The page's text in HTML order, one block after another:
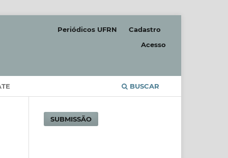
BUSCAR
Periódicos UFRN
Cadastro
Acesso
SUBMISSÃO